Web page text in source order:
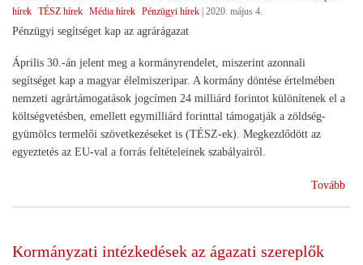
hírek TÉSZ hírek Média hírek Pénzügyi hírek 2020. május 4.
Pénzügyi segítséget kap az agrárágazat
Április 30.-án jelent meg a kormányrendelet, miszerint azonnali
segítséget kap a magyar élelmiszeripar. A kormány döntése értelmében
nemzeti agrártámogatások jogcímen 24 milliárd forintot különítenek el a
költségvetésben, emellett egymilliárd forinttal támogatják a zöldség-
gyümölcs termelői szövetkezéseket is (TÉSZ-ek). Megkezdődött az
egyeztetés az EU-val a forrás feltételeinek szabályairól.
Tovább
Kormányzati intézkedések az ágazati szereplők